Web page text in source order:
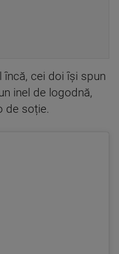
încă, cei doi își spun
inel de logodnă,
de soție.